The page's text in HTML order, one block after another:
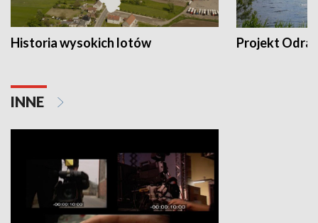
Historia wysokich lotów Projekt Odra
INNE